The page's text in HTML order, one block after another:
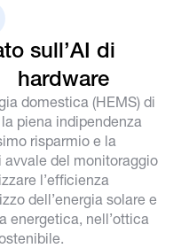
sull’AI di
hardware
domestica (HEMS) di
piena indipendenza
risparmio e la
del monitoraggio
l’efficienza
dell’energia solare e
energetica, nell’ottica